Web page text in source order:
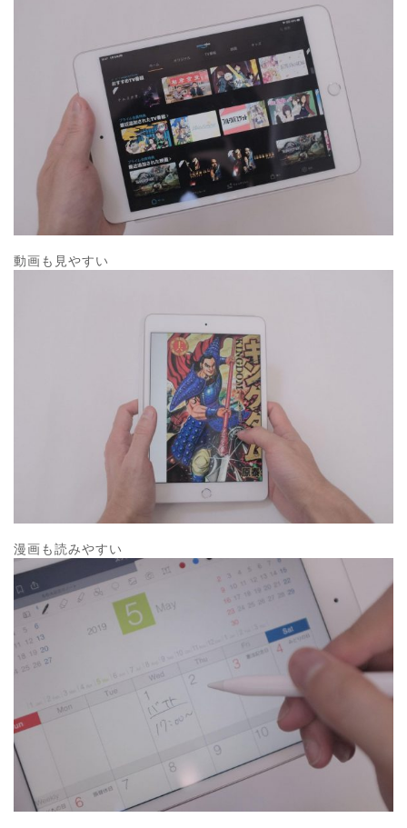
動画も見やすい
漫画も読みやすい